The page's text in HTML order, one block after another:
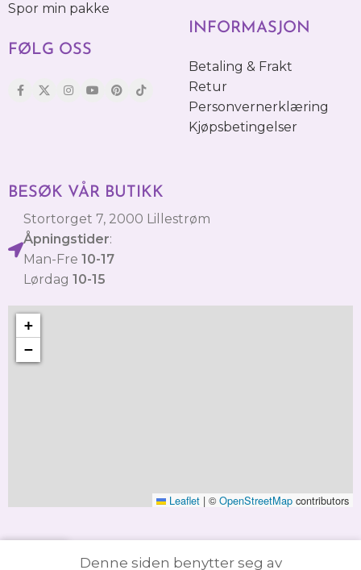
Spor min pakke
FØLG OSS
INFORMASJON
Betaling & Frakt
Retur
Personvernerklæring
Kjøpsbetingelser
BESØK VÅR BUTIKK
Stortorget 7, 2000 Lillestrøm
Åpningstider:
Man-Fre 10-17
Lørdag 10-15
+
−
Leaflet | © OpenStreetMap contributors
Denne siden benytter seg av